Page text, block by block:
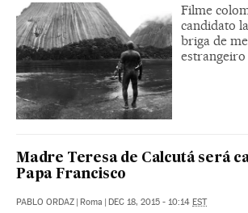
Filme
candidato
briga de
estrangeiro
Madre Teresa de Calcutá será
Papa Francisco
PABLO ORDAZ | Roma | DEC 18, 2015 - 10:14 EST